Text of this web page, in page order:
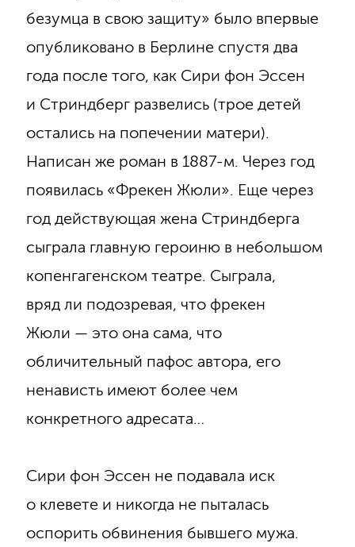
безумца в свою защиту» было впервые
опубликовано в Берлине спустя два
года после того, как Сири фон Эссен
и Стриндберг развелись (трое детей
остались на попечении матери).
Написан же роман в 1887-м. Через год
появилась «Фрекен Жюли». Еще через
год действующая жена Стриндберга
сыграла главную героиню в небольшом
копенгагенском театре. Сыграла,
вряд ли подозревая, что фрекен
Жюли — это она сама, что
обличительный пафос автора, его
ненависть имеют более чем
конкретного адресата…
Сири фон Эссен не подавала иск
о клевете и никогда не пыталась
оспорить обвинения бывшего мужа.